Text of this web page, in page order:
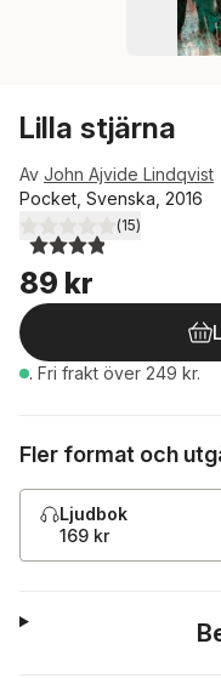
Lilla stjärna
Av John Ajvide Lindqvist
Pocket, Svenska, 2016
3,9utav 5 stjärnor. Totalt
(15)
89 kr
. Fri frakt över 249 kr.
Fler format och
Ljudbok
169 kr